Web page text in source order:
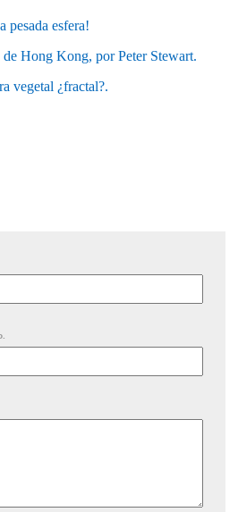
pesada esfera!
Hong Kong, por Peter Stewart.
vegetal ¿fractal?.